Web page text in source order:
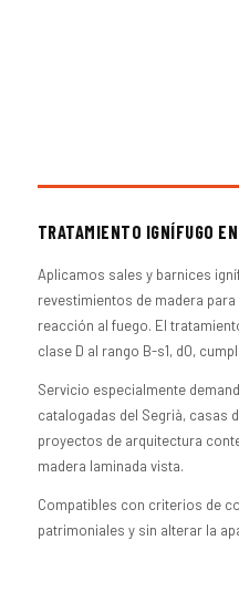
TRATAMIENTO IGNÍFUGO
Aplicamos sales y barnices
revestimientos de madera
reacción al fuego. El
clase D al rango B-s1, d0,
Servicio especialmente
catalogadas del Segrià, casas
proyectos de arquitectura
madera laminada vista.
Compatibles con criterios de
patrimoniales y sin alterar la